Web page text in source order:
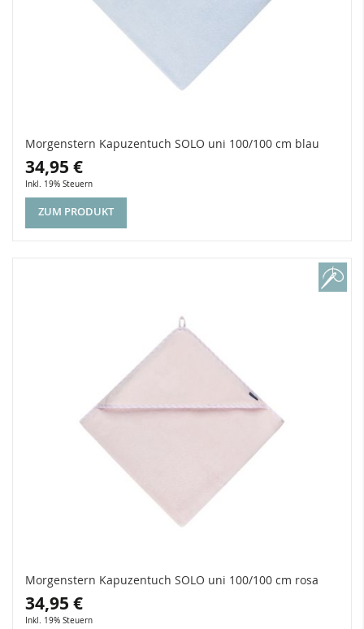
Morgenstern Kapuzentuch SOLO uni 100/100 cm blau
34,95 €
Inkl. 19% Steuern
ZUM PRODUKT
Morgenstern Kapuzentuch SOLO uni 100/100 cm rosa
34,95 €
Inkl. 19% Steuern